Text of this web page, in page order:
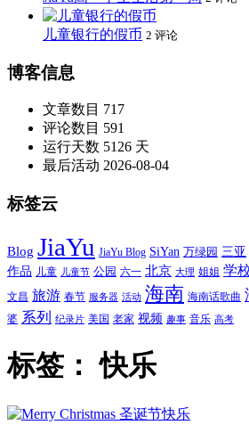
儿童银行的假币 2 评论
博客信息
文章数目 717
评论数目 591
运行天数 5126 天
最后活动 2026-08-04
标签云
Blog JiaYu JiaYu Blog SiYan 万绿园 三亚
作品 儿童 儿童节 公园 六一 北京 大理 姐姐 学
文昌 旅游 春节 服务器 活动 海南 海南话歌曲
婆 系列 纪录片 美国 老家 视频 趣事 音乐 高考
标签：快乐